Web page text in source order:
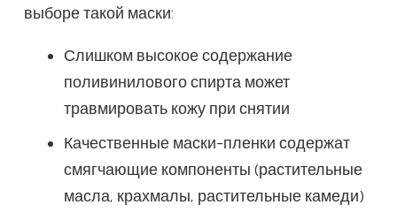
выборе такой маски:
Слишком высокое содержание
поливинилового спирта может
травмировать кожу при снятии
Качественные маски-пленки содержат
смягчающие компоненты (растительные
масла, крахмалы, растительные камеди)